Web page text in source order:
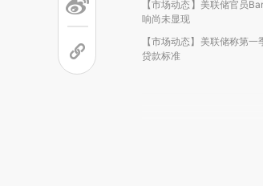
【市场动态】美联储官员
响尚未显现
【市场动态】美联储称第
贷款标准